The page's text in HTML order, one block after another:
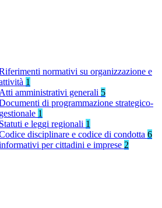
normativi su organizzazione e
1
Atti amministrativi generali 5
di programmazione strategico-
gestionale 1
Statuti e leggi regionali 1
disciplinare e codice di condotta 6
per cittadini e imprese 2